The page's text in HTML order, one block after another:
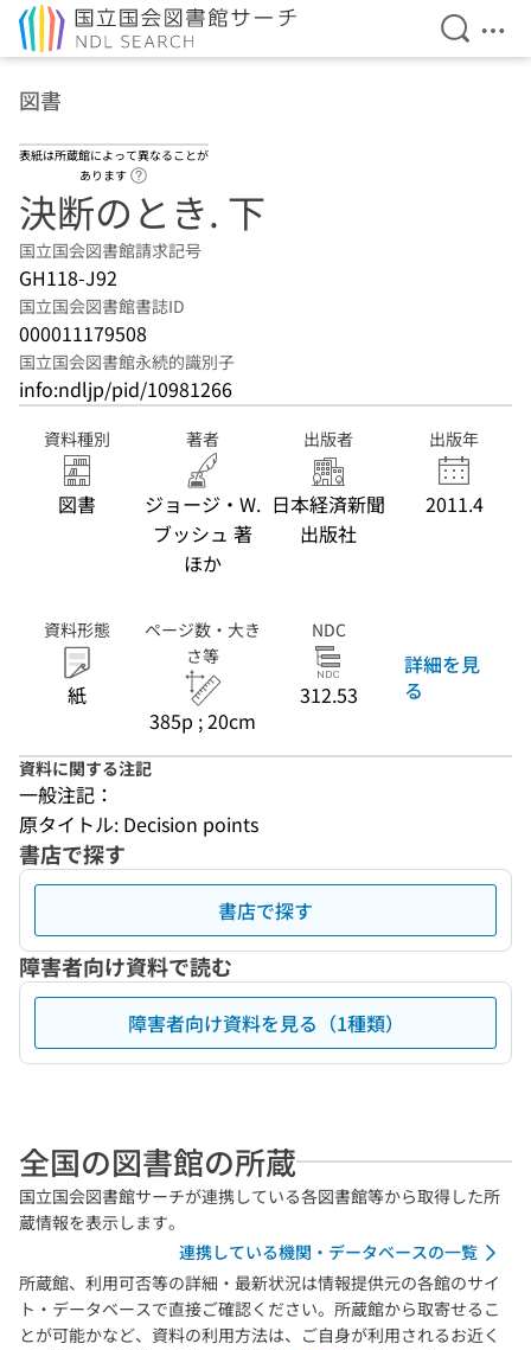
検索を
メ
図書
表紙は所蔵館によって異なることが
あります
決断のとき. 下
国立国会図書館請求記号
GH118-J92
国立国会図書館書誌ID
000011179508
国立国会図書館永続的識別子
info:ndljp/pid/10981266
資料種別
図書
著者
ジョージ・W.
ブッシュ 著
ほか
出版者
日本経済新聞
出版社
出版年
2011.4
資料形態
紙
ページ数・大き
さ等
385p ; 20cm
NDC
312.53
詳細を見
る
資料に関する注記
一般注記：
原タイトル: Decision points
書店で探す
書店で探す
障害者向け資料で読む
障害者向け資料を見る（1種類）
全国の図書館の所蔵
国立国会図書館サーチが連携している各図書館等から取得した所
蔵情報を表示します。
連携している機関・データベースの一覧
所蔵館、利用可否等の詳細・最新状況は情報提供元の各館のサイ
ト・データベースで直接ご確認ください。所蔵館から取寄せるこ
とが可能かなど、資料の利用方法は、ご自身が利用されるお近く